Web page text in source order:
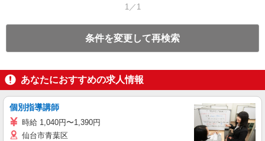
1／1
条件を変更して再検索
あなたにおすすめの求人情報
個別指導講師
時給 1,040円〜1,390円
仙台市青葉区